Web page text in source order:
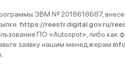
ЭВМ № 2018618687,
https://reestr.digital.gov.ru/
ПО «Autospot», либо как
заявку нашим менеджерам